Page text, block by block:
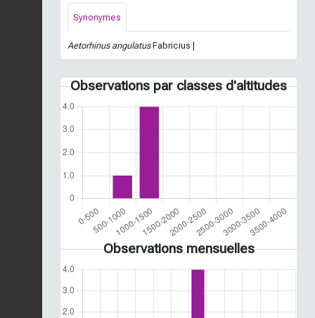
Synonymes
Aetorhinus angulatusFabricius |
Observations par classes d'altitudes
Observations mensuelles